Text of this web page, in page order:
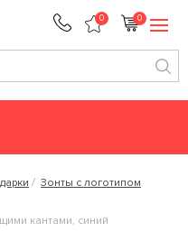
0 0
Зонты с логотипом
кантами, синий